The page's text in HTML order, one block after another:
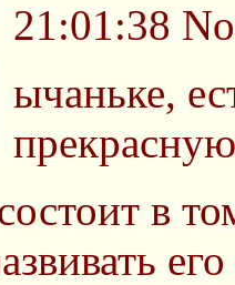
21:01:38
ычаньке,
в